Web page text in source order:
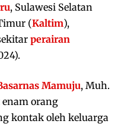
, Sulawesi Selatan
(Kaltim),
perairan
Mamuju, Muh.
orang
kontak oleh keluarga